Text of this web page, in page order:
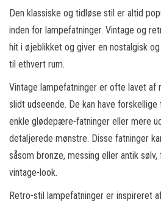
Den klassiske og tidløse stil er altid
inden for lampefatninger. Vintage og
hit i øjeblikket og giver en nostalgisk
til ethvert rum.
Vintage lampefatninger er ofte lavet af
slidt udseende. De kan have
enkle glødepære-fatninger eller mere
detaljerede mønstre. Disse fatninger
såsom bronze, messing eller antik
vintage-look.
Retro-stil lampefatninger er inspireret